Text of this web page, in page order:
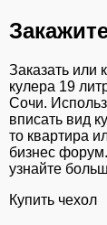
Заказать или
кулера 19
Сочи.
вписать вид
то квартира
бизнес
узнайте
Купить чехол